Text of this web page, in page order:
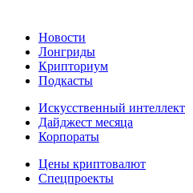
Новости
Лонгриды
Крипториум
Подкасты
Искусственный интеллект
Дайджест месяца
Корпораты
Цены криптовалют
Спецпроекты